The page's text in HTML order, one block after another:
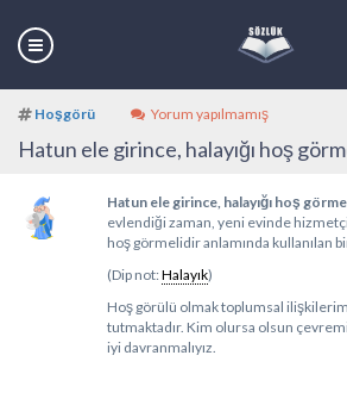
Hoşgörü Yorum yapılmamış
Hatun ele girince, halayığı hoş
Hatun ele girince, halayığı hoş
evlendiği zaman, yeni evinde hizmetçi
hoş görmelidir anlamında kullanılan
(Dip not:Halayık)
Hoş görülü olmak toplumsal
tutmaktadır. Kim olursa olsun
iyi davranmalıyız.